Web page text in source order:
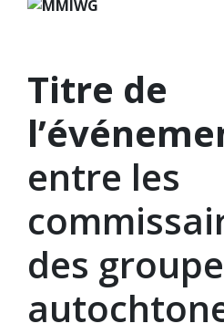
Titre de
entre les
des